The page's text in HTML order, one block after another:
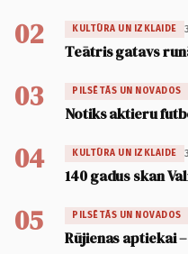
02 KULTŪRA UN IZKLAIDE
Teātris gatavs
03 PILSĒTĀS UN NOVADOS
Notiks aktieru
04 KULTŪRA UN IZKLAIDE
140 gadus skan
05 PILSĒTĀS UN NOVADOS
Rūjienas aptiekai –